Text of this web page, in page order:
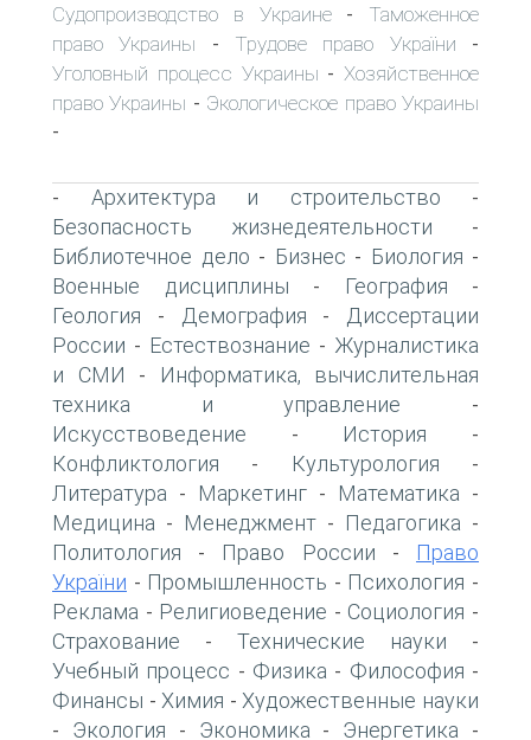
Судопроизводство в Украине- Таможенное
право Украины - Трудове право України -
Уголовный процесс Украины - Хозяйственное
право Украины - Экологическое право Украины
-
- Архитектура и строительство -
Безопасность жизнедеятельности -
Библиотечное дело - Бизнес - Биология -
Военные дисциплины - География -
Геология - Демография -
Диссертации
России - Естествознание - Журналистика
и СМИ -
Информатика, вычислительная
техника и управление -
Искусствоведение - История -
Конфликтология - Культурология -
Литература - Маркетинг - Математика -
Медицина - Менеджмент - Педагогика -
Политология - Право России -
Право
України - Промышленность - Психология -
Реклама - Религиоведение - Социология -
Страхование - Технические науки -
Учебный процесс - Физика - Философия -
Финансы - Химия - Художественные науки
- Экология - Экономика - Энергетика -